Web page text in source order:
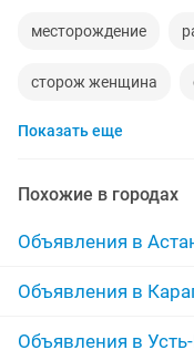
месторождение
сторож женщина
сторожевая
сторожа работа
сторожа охранника
работа сторожем
Показать еще
Похожие в городах
Объявления в
Объявления в
Объявления в